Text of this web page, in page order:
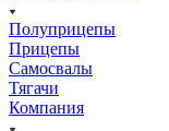
Полуприцепы
Прицепы
Самосвалы
Тягачи
Компания